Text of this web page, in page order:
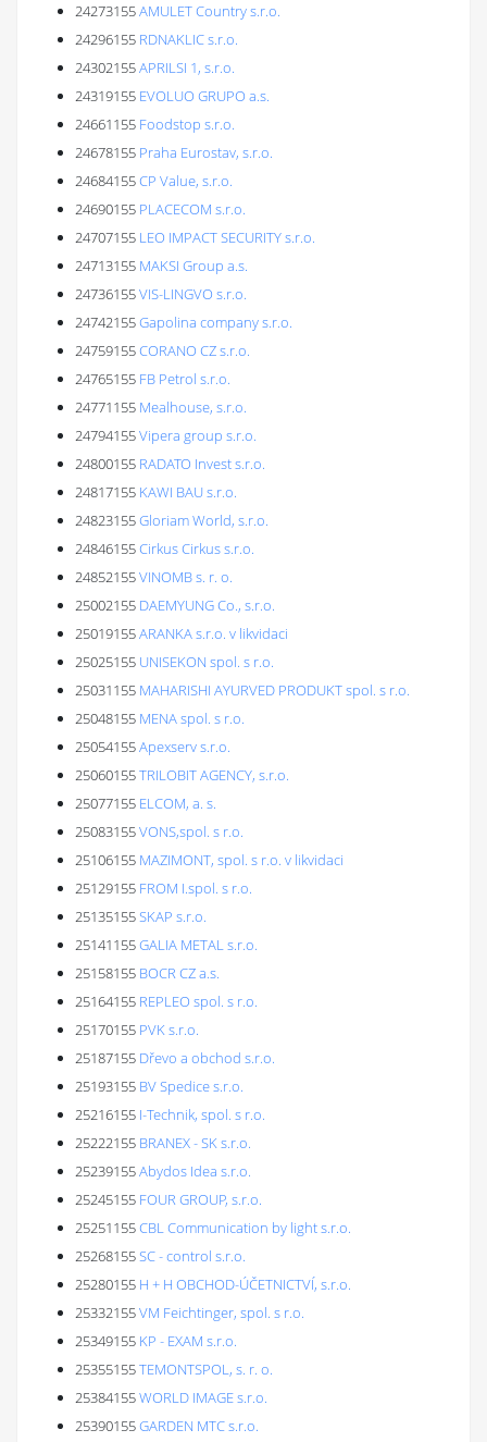
24273155AMULET Country s.r.o.
24296155 RDNAKLIC s.r.o.
24302155APRILSI 1, s.r.o.
24319155 EVOLUO GRUPO a.s.
24661155 Foodstop s.r.o.
24678155 Praha Eurostav, s.r.o.
24684155CP Value, s.r.o.
24690155 PLACECOM s.r.o.
24707155 LEO IMPACT SECURITY s.r.o.
24713155 MAKSI Group a.s.
24736155VIS-LINGVO s.r.o.
24742155Gapolina company s.r.o.
24759155CORANO CZ s.r.o.
24765155 FB Petrol s.r.o.
24771155 Mealhouse, s.r.o.
24794155Vipera group s.r.o.
24800155 RADATO Invest s.r.o.
24817155 KAWI BAU s.r.o.
24823155Gloriam World, s.r.o.
24846155Cirkus Cirkus s.r.o.
24852155VINOMB s. r. o.
25002155 DAEMYUNG Co., s.r.o.
25019155ARANKA s.r.o. v likvidaci
25025155 UNISEKON spol. s r.o.
25031155 MAHARISHI AYURVED PRODUKT spol. s r.o.
25048155 MENA spol. s r.o.
25054155Apexserv s.r.o.
25060155TRILOBIT AGENCY, s.r.o.
25077155 ELCOM, a. s.
25083155VONS,spol. s r.o.
25106155 MAZIMONT, spol. s r.o. v likvidaci
25129155 FROM I.spol. s r.o.
25135155SKAP s.r.o.
25141155GALIA METAL s.r.o.
25158155 BOCR CZ a.s.
25164155 REPLEO spol. s r.o.
25170155 PVK s.r.o.
25187155 Dřevo a obchod s.r.o.
25193155 BV Spedice s.r.o.
25216155 I-Technik, spol. s r.o.
25222155 BRANEX - SK s.r.o.
25239155Abydos Idea s.r.o.
25245155 FOUR GROUP, s.r.o.
25251155CBL Communication by light s.r.o.
25268155SC - control s.r.o.
25280155 H + H OBCHOD-ÚČETNICTVÍ, s.r.o.
25332155VM Feichtinger, spol. s r.o.
25349155 KP - EXAM s.r.o.
25355155TEMONTSPOL, s. r. o.
25384155WORLD IMAGE s.r.o.
25390155GARDEN MTC s.r.o.